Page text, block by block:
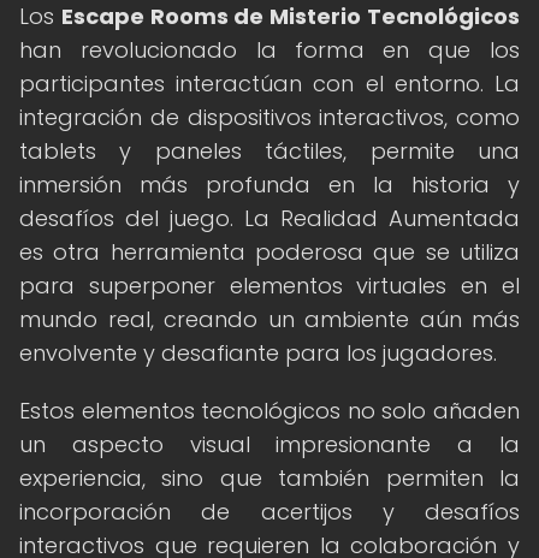
Los Escape Rooms de Misterio Tecnológicos
han revolucionado la forma en que los
participantes interactúan con el entorno. La
integración de dispositivos interactivos, como
tablets y paneles táctiles, permite una
inmersión más profunda en la historia y
desafíos del juego. La Realidad Aumentada
es otra herramienta poderosa que se utiliza
para superponer elementos virtuales en el
mundo real, creando un ambiente aún más
envolvente y desafiante para los jugadores.
Estos elementos tecnológicos no solo añaden
un aspecto visual impresionante a la
experiencia, sino que también permiten la
incorporación de acertijos y desafíos
interactivos que requieren la colaboración y